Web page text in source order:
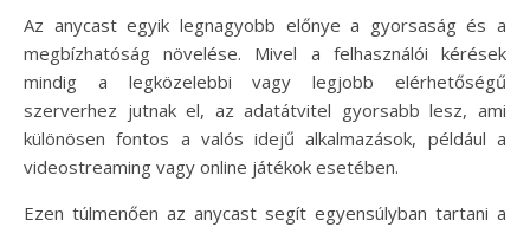
Az anycast egyik legnagyobb előnye a gyorsaság és a
megbízhatóság növelése. Mivel a felhasználói kérések
mindig a legközelebbi vagy legjobb elérhetőségű
szerverhez jutnak el, az adatátvitel gyorsabb lesz, ami
különösen fontos a valós idejű alkalmazások, például a
videostreaming vagy online játékok esetében.
Ezen túlmenően az anycast segít egyensúlyban tartani a